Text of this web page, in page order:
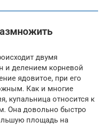
двумя
и делением корневой
ядовитое, при его
Как и многие
купальница относится к
Она довольно быстро
площадь на